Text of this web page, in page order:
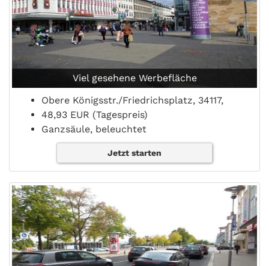
Viel gesehene Werbefläche
Obere Königsstr./Friedrichsplatz, 34117,
48,93 EUR (Tagespreis)
Ganzsäule, beleuchtet
Jetzt starten